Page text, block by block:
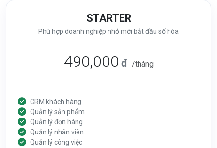
STARTER
Phù hợp doanh nghiệp nhỏ mới bắt đầu số hóa
490,000 đ /tháng
CRM khách hàng
Quản lý sản phẩm
Quản lý đơn hàng
Quản lý nhân viên
Quản lý công việc